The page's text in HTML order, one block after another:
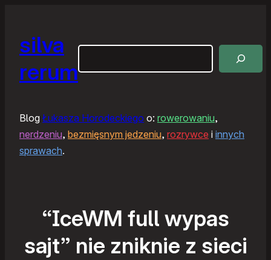
silva
rerum
Blog Łukasza Horodeckiego o: rowerowaniu,
nerdzeniu, bezmięsnym jedzeniu, rozrywce i innych
sprawach.
“IceWM full wypas
sajt” nie zniknie z sieci